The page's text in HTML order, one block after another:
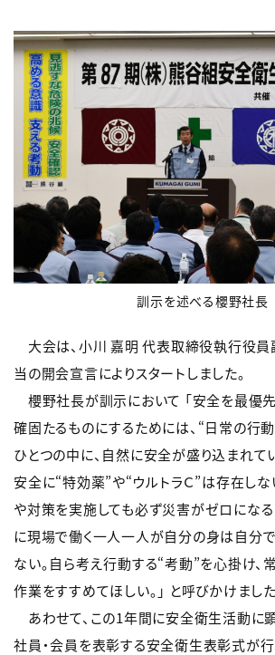
訓示を述べる櫻野社長
大会は、小川 嘉明 代表取締役執行役
当の開会宣言によりスタートしました。
櫻野社長が訓示において 「安全を最優
確固たるものにするためには、“日常の行
ひとつの中に、自然に安全が盛り込まれて
安全に“特効薬”や“ウルトラＣ”は存在しな
や対策を実施しても必ず災害がゼロにな
に現場で働く一人一人が自分の身は自分
ない。自ら考え行動する“考動”を心掛け、
作業をすすめてほしい。」 と呼びかけました
あわせて、この1年間に安全衛生活動に
社員・会員を表彰する安全衛生表彰式が行